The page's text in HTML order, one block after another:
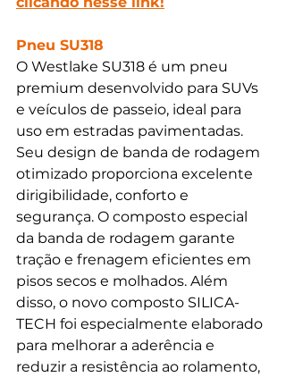
Pneu SU318
O Westlake SU318 é um pneu
premium desenvolvido para SUVs
e veículos de passeio, ideal para
uso em estradas pavimentadas.
Seu design de banda de rodagem
otimizado proporciona excelente
dirigibilidade, conforto e
segurança. O composto especial
da banda de rodagem garante
tração e frenagem eficientes em
pisos secos e molhados. Além
disso, o novo composto SILICA-
TECH foi especialmente elaborado
para melhorar a aderência e
reduzir a resistência ao rolamento,